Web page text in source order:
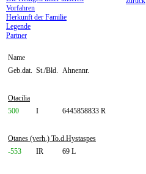
Vorfahren
Herkunft der Familie
Legende
Partner
Name
Geb.dat. St./Bld. Ahnennr.
Otacilia
500
I 6445858833 R
Otanes (verh.) To.d.Hystaspes
-553
IR 69 L